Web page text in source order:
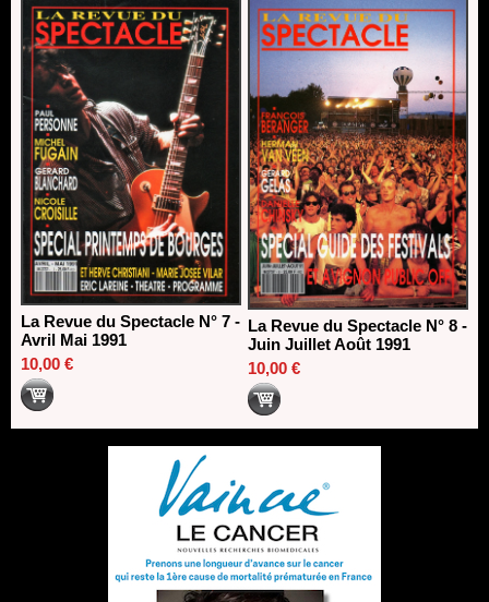
La Revue du Spectacle N° 7 -
Avril Mai 1991
10,00 €
La Revue du Spectacle N° 8 -
Juin Juillet Août 1991
10,00 €